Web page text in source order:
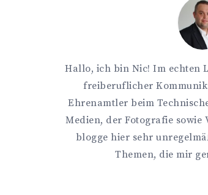
Hallo, ich bin Nic! Im echten
freiberuflicher
Ehrenamtler beim
Medien, der Fotografie sowie
blogge hier sehr
Themen, die mir